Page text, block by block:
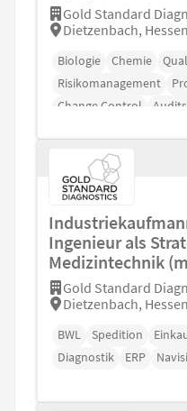
Gold Standard
Dietzenbach, Hessen
Biologie Chemie
Risikomanagement
Change Control
Audits
Ingenieur als
Medizintechnik
Gold Standard
Dietzenbach, Hessen
BWL Spedition
Diagnostik
ERP